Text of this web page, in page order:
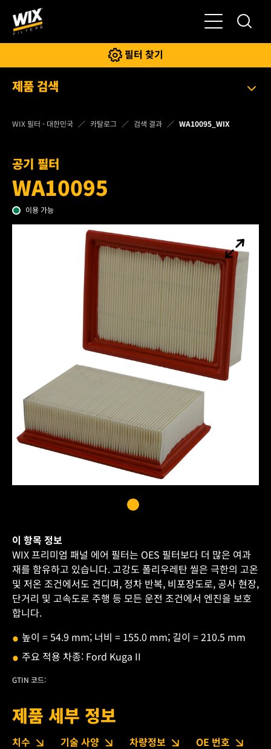
전환
필터 찾기
제품 검색
WIX 필터 - 대한민국 카탈로그 검색 결과 WA10095_WIX
공기 필터
WA10095
이용 가능
이 항목 정보
WIX 프리미엄 패널 에어 필터는 OES 필터보다 더 많은 여과
재를 함유하고 있습니다. 고강도 폴리우레탄 씰은 극한의 고온
및 저온 조건에서도 견디며, 정차 반복, 비포장도로, 공사 현장,
단거리 및 고속도로 주행 등 모든 운전 조건에서 엔진을 보호
합니다.
높이 = 54.9 mm; 너비 = 155.0 mm; 길이 = 210.5 mm
주요 적용 차종: Ford Kuga II
GTIN 코드:
제품 세부 정보
치수 기술 사양 차량정보 OE 번호